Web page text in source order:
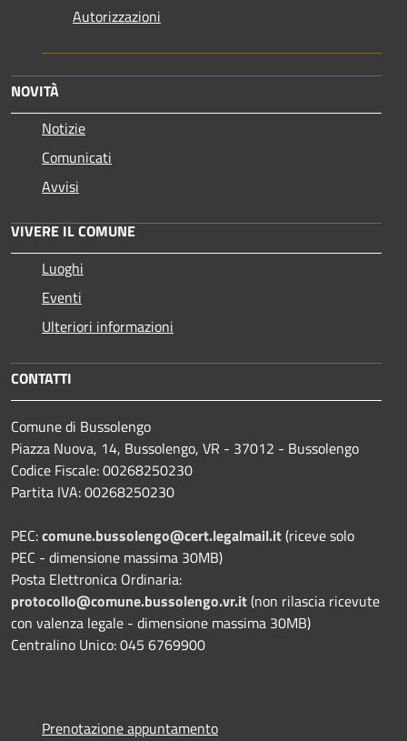
Autorizzazioni
NOVITÀ
Notizie
Comunicati
Avvisi
VIVERE IL COMUNE
Luoghi
Eventi
Ulteriori informazioni
CONTATTI
Comune di Bussolengo
Piazza Nuova, 14, Bussolengo, VR - 37012 - Bussolengo
Codice Fiscale: 00268250230
Partita IVA: 00268250230
PEC:comune.bussolengo@cert.legalmail.it(riceve solo
PEC - dimensione massima 30MB)
Posta Elettronica Ordinaria:
protocollo@comune.bussolengo.vr.it(non rilascia ricevute
con valenza legale - dimensione massima 30MB)
Centralino Unico: 045 6769900
Prenotazione appuntamento